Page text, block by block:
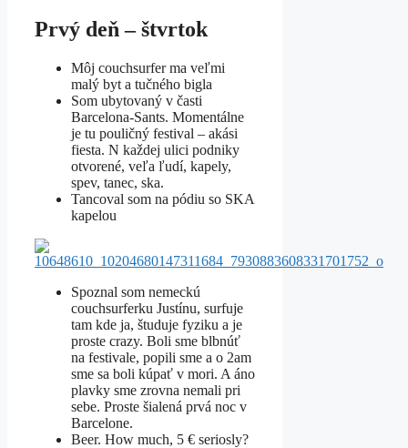
Prvý deň – štvrtok
Môj couchsurfer ma veľmi
malý byt a tučného bigla
Som ubytovaný v časti
Barcelona-Sants. Momentálne
je tu pouličný festival – akási
fiesta. N každej ulici podniky
otvorené, veľa ľudí, kapely,
spev, tanec, ska.
Tancoval som na pódiu so SKA
kapelou
Spoznal som nemeckú
couchsurferku Justínu, surfuje
tam kde ja, študuje fyziku a je
proste crazy. Boli sme blbnúť
na festivale, popili sme a o 2am
sme sa boli kúpať v mori. A áno
plavky sme zrovna nemali pri
sebe. Proste šialená prvá noc v
Barcelone.
Beer. How much, 5 € seriosly?